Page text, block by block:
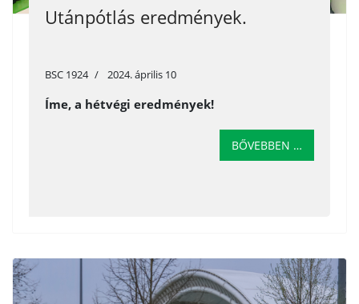
Utánpótlás eredmények.
BSC 1924 2024. április 10
Íme, a hétvégi eredmények!
BŐVEBBEN …